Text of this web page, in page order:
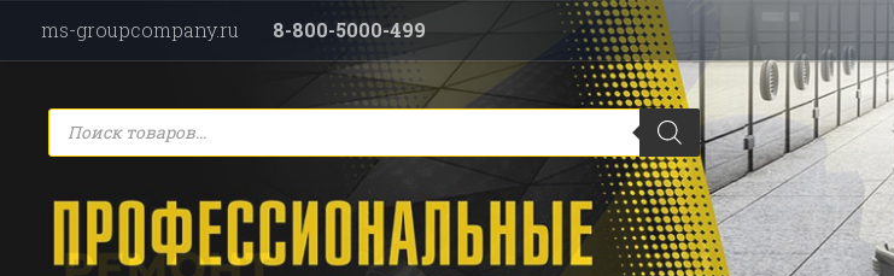
Перейти к содержимому
ms-groupcompany.ru 8-800-5000-499
Поиск
товаров